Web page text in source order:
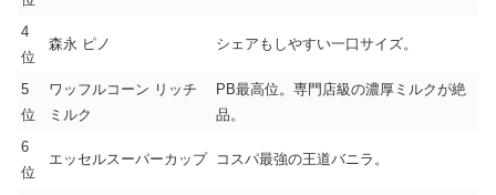
4
位
森永 ピノ シェアもしやすい一口サイズ。
5
位
ワッフルコーン リッチ
ミルク
PB最高位。専門店級の濃厚ミルクが絶
品。
6
位
エッセルスーパーカップ コスパ最強の王道バニラ。